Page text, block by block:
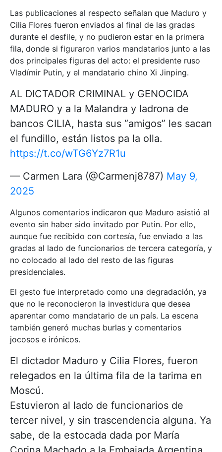
Las publicaciones al respecto señalan que Maduro y
Cilia Flores fueron enviados al final de las gradas
durante el desfile, y no pudieron estar en la primera
fila, donde si figuraron varios mandatarios junto a las
dos principales figuras del acto: el presidente ruso
Vladímir Putin, y el mandatario chino Xi Jinping.
AL DICTADOR CRIMINAL y GENOCIDA
MADURO y a la Malandra y ladrona de
bancos CILIA, hasta sus “amigos” les sacan
el fundillo, están listos pa la olla.
https://t.co/wTG6Yz7R1u
— Carmen Lara (@Carmenj8787) May 9,
2025
Algunos comentarios indicaron que Maduro asistió al
evento sin haber sido invitado por Putin. Por ello,
aunque fue recibido con cortesía, fue enviado a las
gradas al lado de funcionarios de tercera categoría, y
no colocado al lado del resto de las figuras
presidenciales.
El gesto fue interpretado como una degradación, ya
que no le reconocieron la investidura que desea
aparentar como mandatario de un país. La escena
también generó muchas burlas y comentarios
jocosos e irónicos.
El dictador Maduro y Cilia Flores, fueron
relegados en la última fila de la tarima en
Moscú.
Estuvieron al lado de funcionarios de
tercer nivel, y sin trascendencia alguna. Ya
sabe, de la estocada dada por María